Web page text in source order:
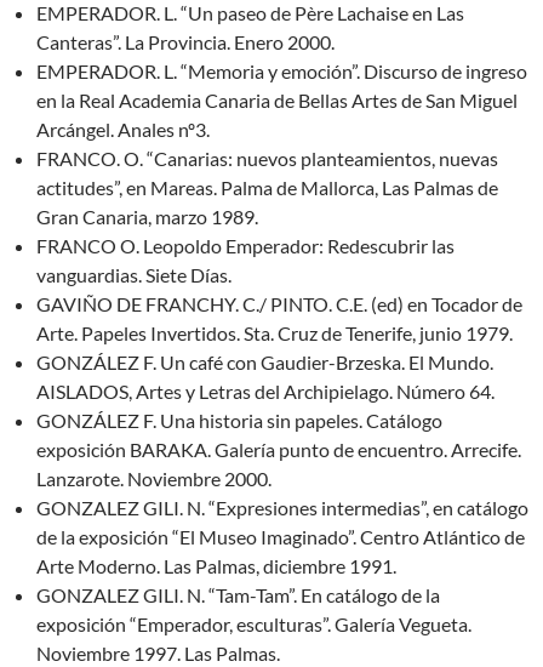
EMPERADOR. L. “Un paseo de Père Lachaise en Las
Canteras”. La Provincia. Enero 2000.
EMPERADOR. L. “Memoria y emoción”. Discurso de ingreso
en la Real Academia Canaria de Bellas Artes de San Miguel
Arcángel. Anales nº3.
FRANCO. O. “Canarias: nuevos planteamientos, nuevas
actitudes”, en Mareas. Palma de Mallorca, Las Palmas de
Gran Canaria, marzo 1989.
FRANCO O. Leopoldo Emperador: Redescubrir las
vanguardias. Siete Días.
GAVIÑO DE FRANCHY. C./ PINTO. C.E. (ed) en Tocador de
Arte. Papeles Invertidos. Sta. Cruz de Tenerife, junio 1979.
GONZÁLEZ F. Un café con Gaudier-Brzeska. El Mundo.
AISLADOS, Artes y Letras del Archipielago. Número 64.
GONZÁLEZ F. Una historia sin papeles. Catálogo
exposición BARAKA. Galería punto de encuentro. Arrecife.
Lanzarote. Noviembre 2000.
GONZALEZ GILI. N. “Expresiones intermedias”, en catálogo
de la exposición “El Museo Imaginado”. Centro Atlántico de
Arte Moderno. Las Palmas, diciembre 1991.
GONZALEZ GILI. N. “Tam-Tam”. En catálogo de la
exposición “Emperador, esculturas”. Galería Vegueta.
Noviembre 1997. Las Palmas.